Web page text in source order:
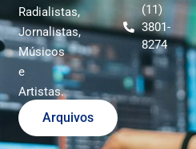
Radialistas,
Jornalistas,
Músicos
e
Artistas.
Arquivos
(11)
3801-
8274